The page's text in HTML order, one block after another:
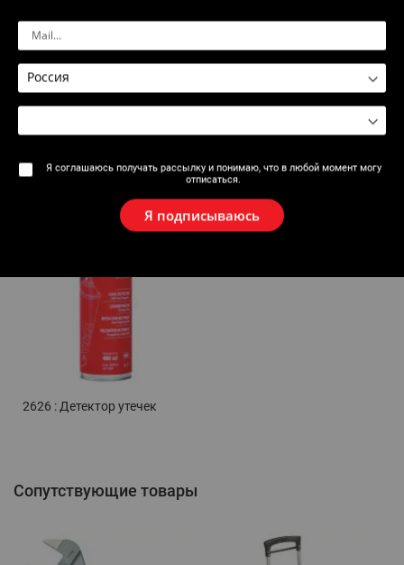
Артикулы
Комментарии
2626 : Детектор утечек
Сопутствующие товары
Я соглашаюсь получать рассылку и понимаю, что в любой момент могу
отписаться.
Я подписываюсь